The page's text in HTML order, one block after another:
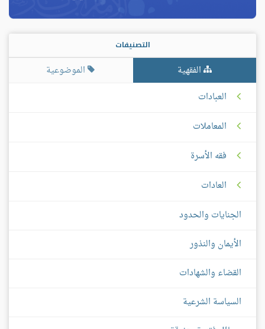
التصنيفات
الفقهية
الموضوعية
العبادات
المعاملات
فقه الأسرة
العادات
الجنايات والحدود
الأيمان والنذور
القضاء والشهادات
السياسة الشرعية